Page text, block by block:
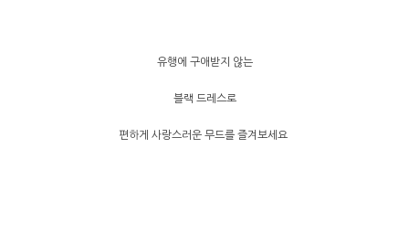
유행에 구애받지 않는
블랙 드레스로
편하게 사랑스러운 무드를 즐겨보세요